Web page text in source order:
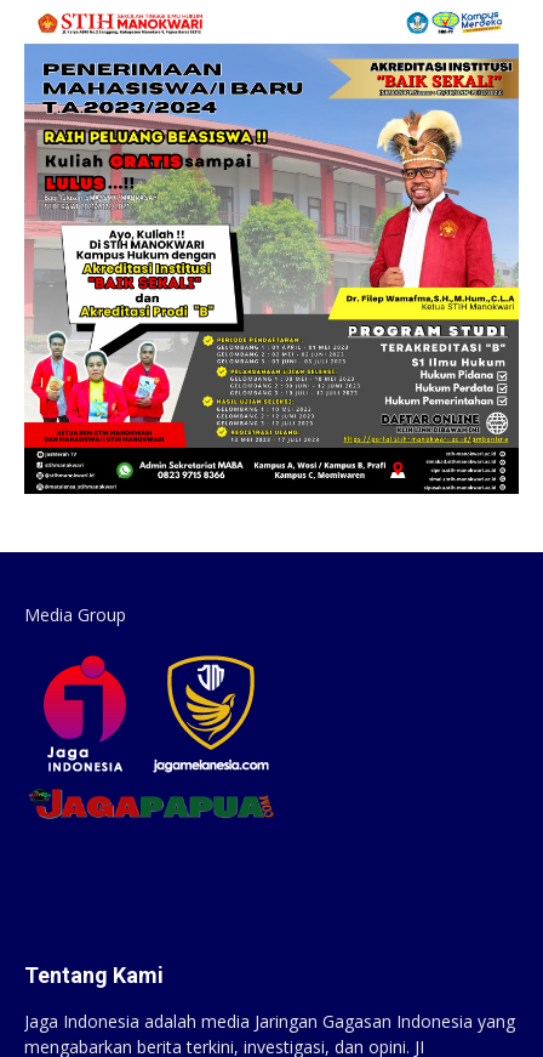
Media Group
Tentang Kami
Jaga Indonesia adalah media Jaringan Gagasan Indonesia yang
mengabarkan berita terkini, investigasi, dan opini. JI